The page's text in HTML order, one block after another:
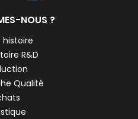
NOUS ?
histoire
R&D
Qualité